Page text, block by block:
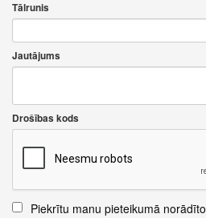
Tālrunis
Jautājums
Drošības kods
Piekrītu manu pieteikumā norādīto